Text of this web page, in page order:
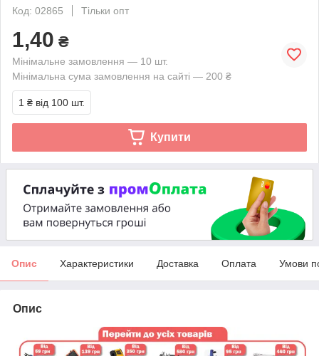
Код: 02865
Тільки опт
1,40 ₴
Мінімальне замовлення — 10 шт.
Мінімальна сума замовлення на сайті — 200 ₴
1 ₴ від 100 шт.
Купити
Опис Характеристики Доставка Оплата Умови
Опис